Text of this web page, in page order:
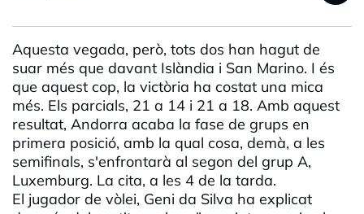
Aquesta vegada, però, tots dos han hagut de
suar més que davant Islàndia i San Marino. I és
que aquest cop, la victòria ha costat una mica
més. Els parcials, 21 a 14 i 21 a 18. Amb aquest
resultat, Andorra acaba la fase de grups en
primera posició, amb la qual cosa, demà, a les
semifinals, s'enfrontarà al segon del grup A,
Luxemburg. La cita, a les 4 de la tarda.
El jugador de vòlei, Geni da Silva ha explicat